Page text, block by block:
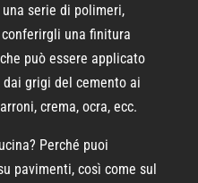
serie di polimeri,
una finitura
può essere applicato
dai grigi del cemento ai
crema, ocra, ecc.
Perché puoi
pavimenti, così come sul